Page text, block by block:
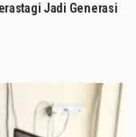
Jadi Generasi